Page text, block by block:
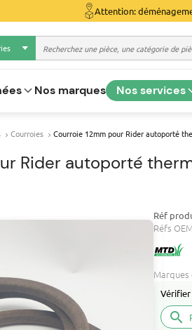
Attention:
Nos marques Nos services
Courroies Courroie 12mm pour Rider autoporté
Rider autoporté
Réf
Réfs
search